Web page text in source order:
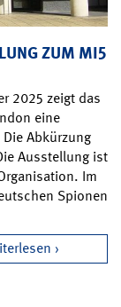
ZUM MI5
2025 zeigt das
eine
Abkürzung
Ausstellung ist
Im
Spionen